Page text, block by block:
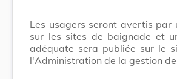
Les usagers seront avertis par
sur les sites de baignade et
adéquate sera publiée sur le
l'Administration de la gestion